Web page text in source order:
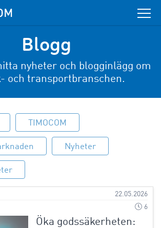
Blogg
nyheter och blogginlägg om
och transportbranschen.
TIMOCOM
Nyheter
22.05.2026
6
Öka godssäkerheten: